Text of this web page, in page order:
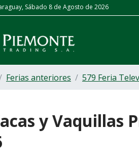
Sábado 8 de Agosto de 2026
| Venta: 7.200 Gs.
Ferias anteriores 579 Feria
y Vaquillas